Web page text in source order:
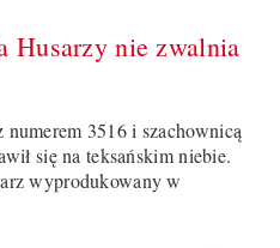
Husarzy nie zwalnia
3516 i szachownicą
się na teksańskim niebie.
wyprodukowany w